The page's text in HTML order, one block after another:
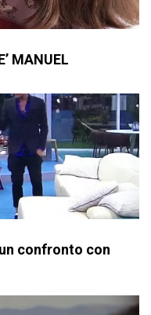
MANUEL
confronto con